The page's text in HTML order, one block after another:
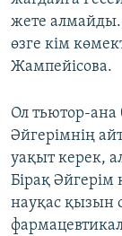
жете алмайды.
өзге кім
Жампейісова.
Ол тьютор-ана
Әйгерімнің
уақыт керек,
Бірақ
науқас қызын